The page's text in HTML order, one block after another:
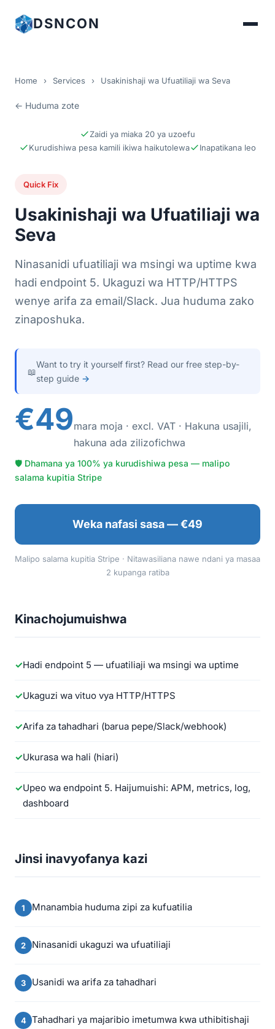
DSNCON
Home › Services › Usakinishaji wa Ufuatiliaji wa Seva
← Huduma zote
Zaidi ya miaka 20 ya uzoefu
Kurudishiwa pesa kamili ikiwa haikutolewa
Inapatikana leo
Quick Fix
Usakinishaji wa Ufuatiliaji wa
Seva
Ninasanidi ufuatiliaji wa msingi wa uptime kwa
hadi endpoint 5. Ukaguzi wa HTTP/HTTPS
wenye arifa za email/Slack. Jua huduma zako
zinaposhuka.
📖
Want to try it yourself first? Read our free step-by-
step guide →
€49mara moja · excl. VAT · Hakuna usajili,
hakuna ada zilizofichwa
🛡 Dhamana ya 100% ya kurudishiwa pesa — malipo
salama kupitia Stripe
Weka nafasi sasa — €49
Malipo salama kupitia Stripe · Nitawasiliana nawe ndani ya masaa
2 kupanga ratiba
Kinachojumuishwa
Hadi endpoint 5 — ufuatiliaji wa msingi wa uptime
Ukaguzi wa vituo vya HTTP/HTTPS
Arifa za tahadhari (barua pepe/Slack/webhook)
Ukurasa wa hali (hiari)
Upeo wa endpoint 5. Haijumuishi: APM, metrics, log,
dashboard
Jinsi inavyofanya kazi
Mnanambia huduma zipi za kufuatilia
Ninasanidi ukaguzi wa ufuatiliaji
Usanidi wa arifa za tahadhari
Tahadhari ya majaribio imetumwa kwa uthibitishaji